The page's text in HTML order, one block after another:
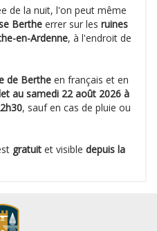
de la nuit, l'on peut même
Berthe errer sur les ruines
en-Ardenne, à l'endroit de
de Berthe en français et en
au samedi 22 août 2026 à
, sauf en cas de pluie ou
gratuit et visible depuis la